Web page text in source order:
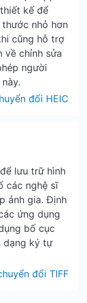
kế để
nhỏ hơn
cũng hỗ trợ
chỉnh sửa
người
đổi HEIC
lưu trữ hình
các nghệ sĩ
ảnh gia. Định
ứng dụng
bố cục
dạng ký tự
đổi TIFF